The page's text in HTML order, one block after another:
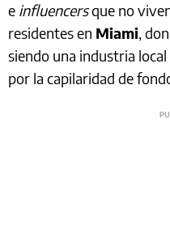
e influencersque no
residentes en Miami,
siendo una industria
por la capilaridad de